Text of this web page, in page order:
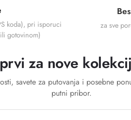
koda), pri isporuci
gotovinom)
za sve
za nove
savete za putovanja i posebne
putni pribor.